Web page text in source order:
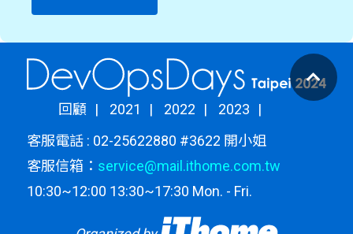
回顧 2021 2022
2023
客服電話 : 02-25622880 #3622 開小姐
客服信箱： service@mail.ithome.com.tw
10:30~12:00 13:30~17:30 Mon. - Fri.